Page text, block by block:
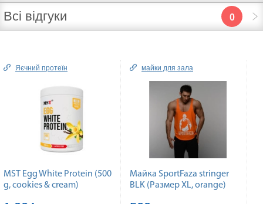
Всі відгуки 0
Яєчний протеїн
MST Egg White Protein (500
g, cookies & cream)
майки для зала
Майка SportFaza stringer
BLK (Размер XL, orange)